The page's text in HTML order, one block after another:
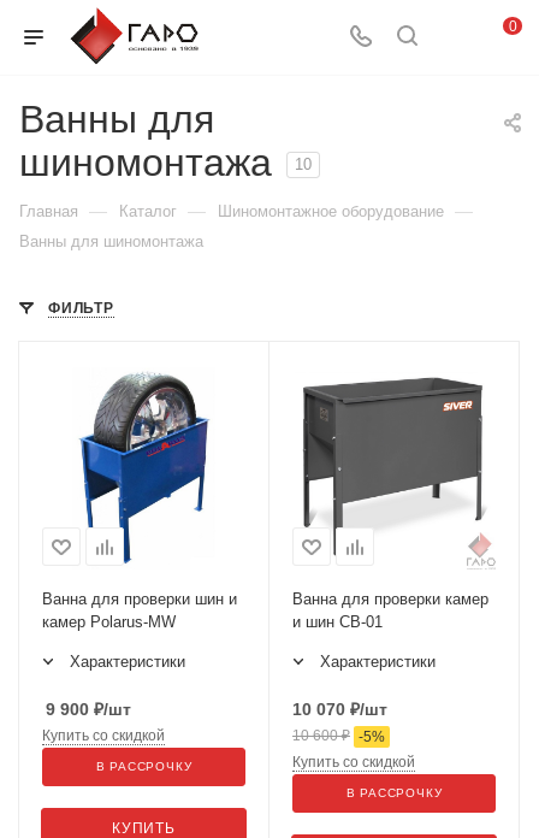
0
Ванны для
шиномонтажа
10
Главная — Каталог — Шиномонтажное оборудование —
Ванны для шиномонтажа
ФИЛЬТР
Ванна для проверки шин и
камер Polarus-MW
Характеристики
9 900 ₽/шт
КУПИТЬ
Купить со скидкой
В РАССРОЧКУ
Ванна для проверки камер
и шин СВ-01
Характеристики
10 070 ₽/шт
10 600₽ -5%
Купить со скидкой
В РАССРОЧКУ